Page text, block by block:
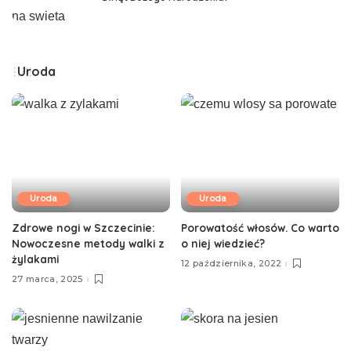
Uroda
Uroda
Zdrowe nogi w Szczecinie:
Nowoczesne metody walki z
żylakami
27 marca, 2025
Uroda
Porowatość włosów. Co warto
o niej wiedzieć?
12 października, 2022